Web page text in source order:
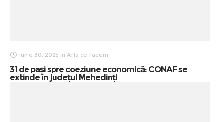
iunie 30, 2025 in Afla ce facem
31 de pași spre coeziune economică: CONAF se
extinde în județul Mehedinți